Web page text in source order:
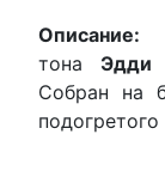
Описание:
тона Эдди
Собран на